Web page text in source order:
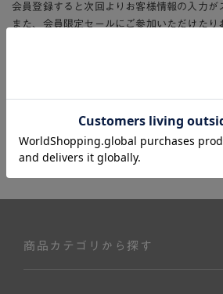
会員登録すると次回よりお客様情報の入力が
また、会員限定セールにご参加いただけたり
新規会員登録
商品カテゴリから探す